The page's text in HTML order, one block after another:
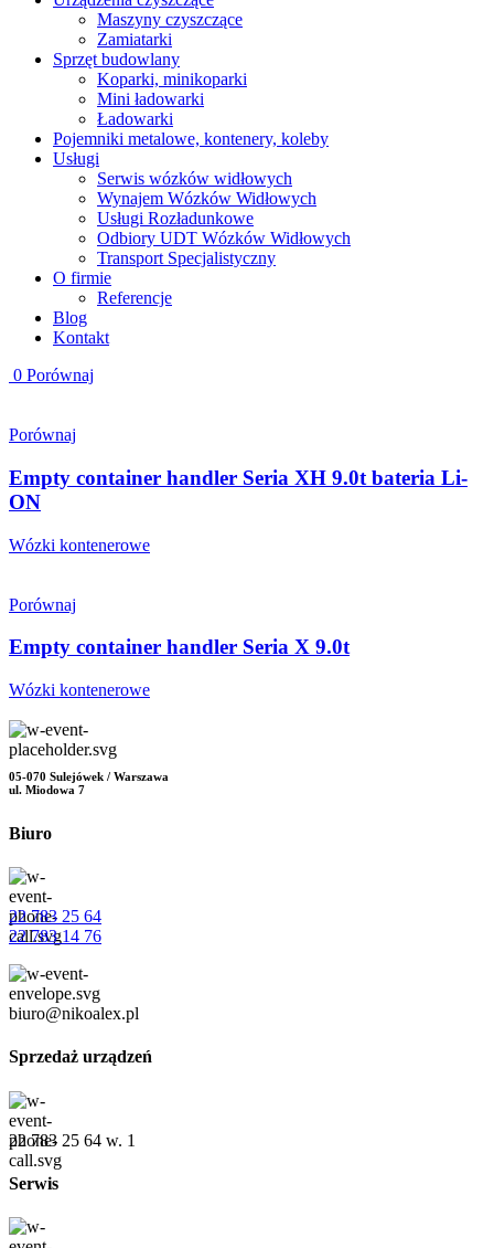
Maszyny czyszczące
Zamiatarki
Sprzęt budowlany
Koparki, minikoparki
Mini ładowarki
Ładowarki
Pojemniki metalowe, kontenery, koleby
Usługi
Serwis wózków widłowych
Wynajem Wózków Widłowych
Usługi Rozładunkowe
Odbiory UDT Wózków Widłowych
Transport Specjalistyczny
O firmie
Referencje
Blog
Kontakt
0 Porównaj
Porównaj
Empty container handler Seria XH 9.0t bateria Li-
ON
Wózki kontenerowe
Porównaj
Empty container handler Seria X 9.0t
Wózki kontenerowe
05-070 Sulejówek / Warszawa
ul. Miodowa 7
Biuro
22 783 25 64
22 783 14 76
biuro@nikoalex.pl
Sprzedaż urządzeń
22 783 25 64 w. 1
Serwis